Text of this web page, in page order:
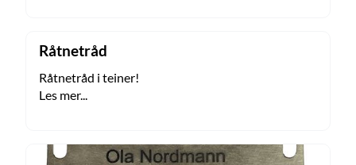
Råtnetråd
Råtnetråd i teiner!
Les mer...